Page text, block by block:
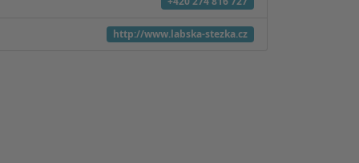
http://www.labska-stezka.cz